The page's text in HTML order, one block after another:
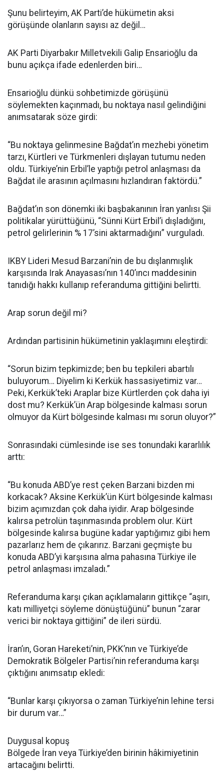
Şunu belirteyim, AK Parti’de hükümetin aksi
görüşünde olanların sayısı az değil…
AK Parti Diyarbakır Milletvekili Galip Ensarioğlu da
bunu açıkça ifade edenlerden biri…
Ensarioğlu dünkü sohbetimizde görüşünü
söylemekten kaçınmadı, bu noktaya nasıl gelindiğini
anımsatarak söze girdi:
“Bu noktaya gelinmesine Bağdat’ın mezhebi yönetim
tarzı, Kürtleri ve Türkmenleri dışlayan tutumu neden
oldu. Türkiye’nin Erbil’le yaptığı petrol anlaşması da
Bağdat ile arasının açılmasını hızlandıran faktördü.”
Bağdat’ın son dönemki iki başbakanının İran yanlısı Şii
politikalar yürüttüğünü, “Sünni Kürt Erbil’i dışladığını,
petrol gelirlerinin % 17’sini aktarmadığını” vurguladı.
IKBY Lideri Mesud Barzani’nin de bu dışlanmışlık
karşısında Irak Anayasası’nın 140’ıncı maddesinin
tanıdığı hakkı kullanıp referanduma gittiğini belirtti.
Arap sorun değil mi?
Ardından partisinin hükümetinin yaklaşımını eleştirdi:
“Sorun bizim tepkimizde; ben bu tepkileri abartılı
buluyorum… Diyelim ki Kerkük hassasiyetimiz var…
Peki, Kerkük’teki Araplar bize Kürtlerden çok daha iyi
dost mu? Kerkük’ün Arap bölgesinde kalması sorun
olmuyor da Kürt bölgesinde kalması mı sorun oluyor?”
Sonrasındaki cümlesinde ise ses tonundaki kararlılık
arttı:
“Bu konuda ABD’ye rest çeken Barzani bizden mi
korkacak? Aksine Kerkük’ün Kürt bölgesinde kalması
bizim açımızdan çok daha iyidir. Arap bölgesinde
kalırsa petrolün taşınmasında problem olur. Kürt
bölgesinde kalırsa bugüne kadar yaptığımız gibi hem
pazarlarız hem de çıkarırız. Barzani geçmişte bu
konuda ABD’yi karşısına alma pahasına Türkiye ile
petrol anlaşması imzaladı.”
Referanduma karşı çıkan açıklamaların gittikçe “aşırı,
katı milliyetçi söyleme dönüştüğünü” bunun “zarar
verici bir noktaya gittiğini” de ileri sürdü.
İran’ın, Goran Hareketi’nin, PKK’nın ve Türkiye’de
Demokratik Bölgeler Partisi’nin referanduma karşı
çıktığını anımsatıp ekledi:
“Bunlar karşı çıkıyorsa o zaman Türkiye’nin lehine tersi
bir durum var…”
Duygusal kopuş
Bölgede İran veya Türkiye’den birinin hâkimiyetinin
artacağını belirtti.